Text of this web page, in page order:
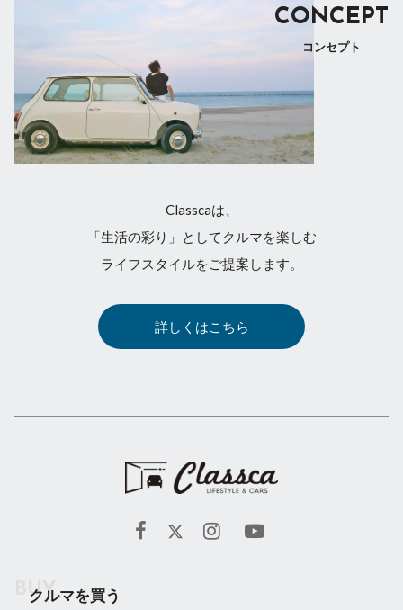
CONCEPT
コンセプト
Classcaは、
「生活の彩り」としてクルマを楽しむ
ライフスタイルをご提案します。
詳しくはこちら
クルマを買う